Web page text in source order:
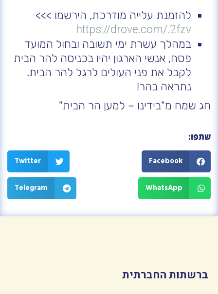
להזמנת עלייה מודרכת, הירשמו >>>
https://drove.com/.2fzv
במהלך עשרת ימי תשובה ובחול המועד
פסח, אנשי הארגון יהיו בכניסה להר הבית
לקבל את פני העולים לרגל להר הבית.
נתראה בהר!
חג שמח מ"בידינו – למען הר הבית"
שתפו:
Facebook
Twitter
WhatsApp
Telegram
ברשתות החברתית